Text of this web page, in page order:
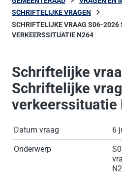
SCHRIFTELIJKE VRAGEN
SCHRIFTELIJKE VRAAG S06-2026
VERKEERSSITUATIE N264
Schriftelijke
Schriftelijke
verkeerssituatie
Datum vraag 6
Onderwerp